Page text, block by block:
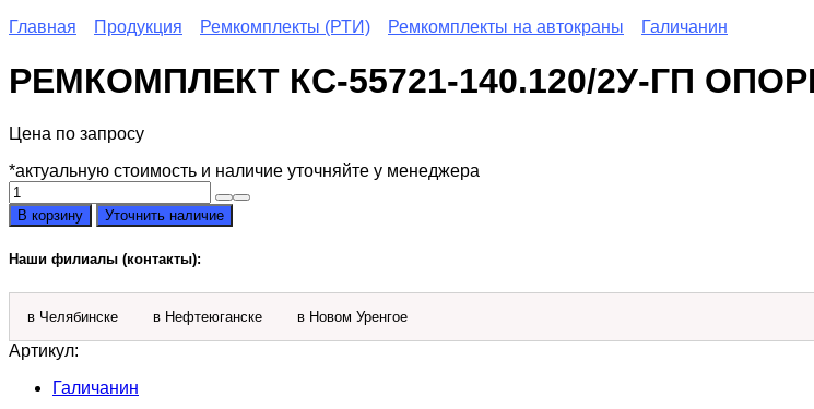
Главная Продукция Ремкомплекты (РТИ) Ремкомплекты на автокраны Галичанин
РЕМКОМПЛЕКТ КС-55721-140.120/2У-ГП
Цена по запросу
*актуальную стоимость и наличие уточняйте у менеджера
Количество
товара
Ремкомплект
КС-55721-
140.120/2у-
ГП
опоры,
выдвижения
стрелы
В корзину Уточнить наличие
Наши филиалы (контакты):
в Челябинске в Нефтеюганске в Новом Уренгое
Артикул:
Галичанин